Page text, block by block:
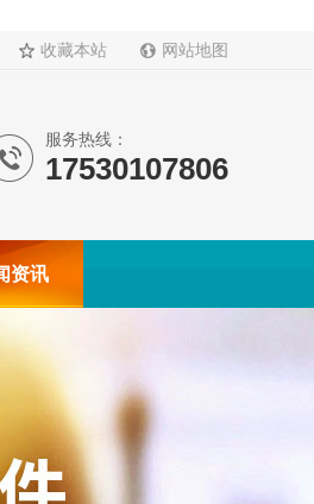
收藏本站 网站地图
服务热线：
17530107806
资讯